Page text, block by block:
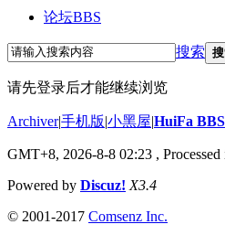
论坛BBS
搜索
请先登录后才能继续浏览
Archiver|手机版|小黑屋|HuiFa BBS
GMT+8, 2026-8-8 02:23 ,
Powered by Discuz! X3.4
© 2001-2017 Comsenz Inc.